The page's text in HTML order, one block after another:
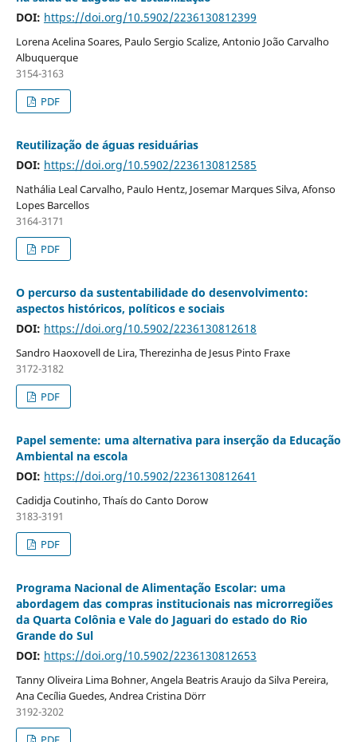
DOI: https://doi.org/10.5902/2236130812399
Lorena Acelina Soares, Paulo Sergio Scalize, Antonio João Carvalho
Albuquerque
3154-3163
PDF
Reutilização de águas residuárias
DOI: https://doi.org/10.5902/2236130812585
Nathália Leal Carvalho, Paulo Hentz, Josemar Marques Silva, Afonso
Lopes Barcellos
3164-3171
PDF
O percurso da sustentabilidade do desenvolvimento:
aspectos históricos, políticos e sociais
DOI: https://doi.org/10.5902/2236130812618
Sandro Haoxovell de Lira, Therezinha de Jesus Pinto Fraxe
3172-3182
PDF
Papel semente: uma alternativa para inserção da Educação
Ambiental na escola
DOI: https://doi.org/10.5902/2236130812641
Cadidja Coutinho, Thaís do Canto Dorow
3183-3191
PDF
Programa Nacional de Alimentação Escolar: uma
abordagem das compras institucionais nas microrregiões
da Quarta Colônia e Vale do Jaguari do estado do Rio
Grande do Sul
DOI: https://doi.org/10.5902/2236130812653
Tanny Oliveira Lima Bohner, Angela Beatris Araujo da Silva Pereira,
Ana Cecília Guedes, Andrea Cristina Dörr
3192-3202